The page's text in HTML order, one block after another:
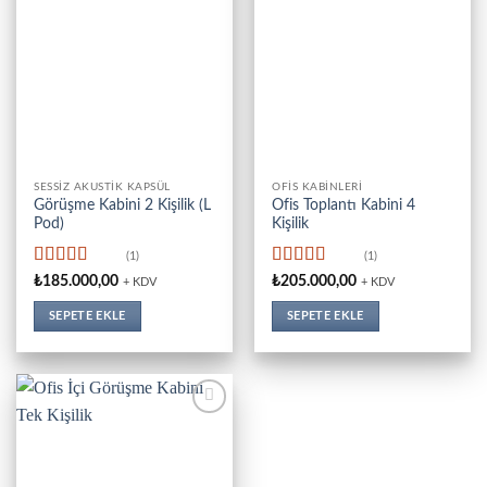
SESSIZ AKUSTIK KAPSÜL
Görüşme Kabini 2 Kişilik (L
Pod)
5 üzerinden
5oy aldı
(1)
₺185.000,00 + KDV
SEPETE EKLE
OFİS KABİNLERİ
Ofis Toplantı Kabini 4
Kişilik
5 üzerinden
5oy aldı
(1)
₺205.000,00 + KDV
SEPETE EKLE